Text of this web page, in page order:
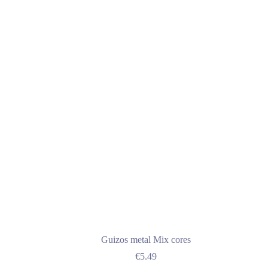
Guizos metal Mix cores
€5.49